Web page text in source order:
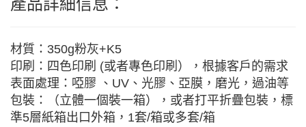
產品詳細信息：
材質：350g粉灰+K5
印刷：四色印刷 (或者專色印刷），根據客戶的需求
表面處理：啞膠 、UV、光膠、亞膜，磨光，過油等
包裝：（立體一個裝一箱），或者打平折疊包裝，標
準5層紙箱出口外箱，1套/箱或多套/箱